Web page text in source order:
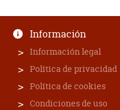
Información
Información legal
Política de privacidad
Política de cookies
Condiciones de uso